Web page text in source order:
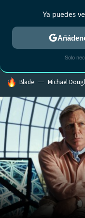
ESTRENOS
HOY SE HABLA DE
Blade Michael
Ya puedes
Solo